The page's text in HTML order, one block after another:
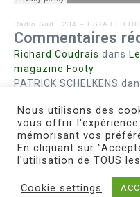
Radio Sud · 234 – ESTA LE
Commentaires
Richard Coudrais dans
magazine Footy
PATRICK SCHELKENS
Bohn fabiennedans
Steph. RUTA dansLust
MIRMANDdansPieds
Copyright © 2026
Nous utilisons des
vous offrir
mémorisant vos
En cliquant sur
l'utilisation de TOUS
Cookie settings